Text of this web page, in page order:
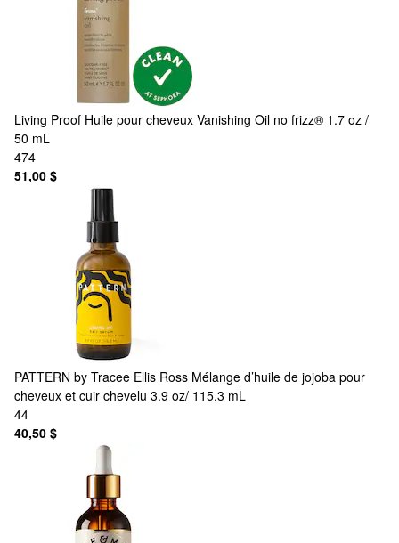
Living Proof Huile pour cheveux Vanishing Oil no frizz® 1.7 oz /
50 mL
474
51,00 $
PATTERN by Tracee Ellis Ross Mélange d’huile de jojoba pour
cheveux et cuir chevelu 3.9 oz/ 115.3 mL
44
40,50 $